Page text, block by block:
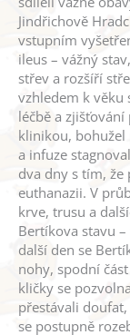
Jindřichově
vstupním
ileus – vážný
střev a rozšíří
vzhledem k věku
léčbě a
klinikou,
a infuze
dva dny s tím, že
euthanazii. V
krve, trusu a
Bertíkova stavu
další den se
nohy, spodní
kličky se
přestávali
se postupně